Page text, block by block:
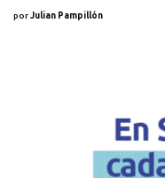
porJulian Pampillón